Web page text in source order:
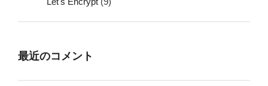
最近のコメント